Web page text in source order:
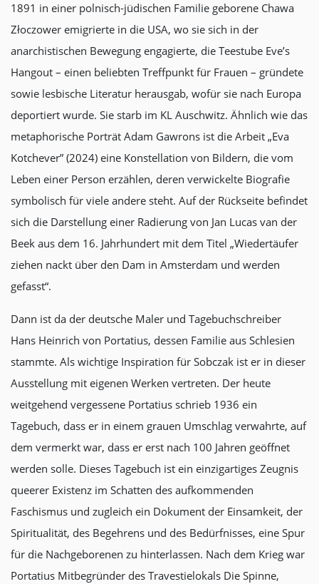
1891 in einer polnisch-jüdischen Familie geborene Chawa
Złoczower emigrierte in die USA, wo sie sich in der
anarchistischen Bewegung engagierte, die Teestube Eve’s
Hangout – einen beliebten Treffpunkt für Frauen – gründete
sowie lesbische Literatur herausgab, wofür sie nach Europa
deportiert wurde. Sie starb im KL Auschwitz. Ähnlich wie das
metaphorische Porträt Adam Gawrons ist die Arbeit „Eva
Kotchever” (2024) eine Konstellation von Bildern, die vom
Leben einer Person erzählen, deren verwickelte Biografie
symbolisch für viele andere steht. Auf der Rückseite befindet
sich die Darstellung einer Radierung von Jan Lucas van der
Beek aus dem 16. Jahrhundert mit dem Titel „Wiedertäufer
ziehen nackt über den Dam in Amsterdam und werden
gefasst“.
Dann ist da der deutsche Maler und Tagebuchschreiber
Hans Heinrich von Portatius, dessen Familie aus Schlesien
stammte. Als wichtige Inspiration für Sobczak ist er in dieser
Ausstellung mit eigenen Werken vertreten. Der heute
weitgehend vergessene Portatius schrieb 1936 ein
Tagebuch, dass er in einem grauen Umschlag verwahrte, auf
dem vermerkt war, dass er erst nach 100 Jahren geöffnet
werden solle. Dieses Tagebuch ist ein einzigartiges Zeugnis
queerer Existenz im Schatten des aufkommenden
Faschismus und zugleich ein Dokument der Einsamkeit, der
Spiritualität, des Begehrens und des Bedürfnisses, eine Spur
für die Nachgeborenen zu hinterlassen. Nach dem Krieg war
Portatius Mitbegründer des Travestielokals Die Spinne,